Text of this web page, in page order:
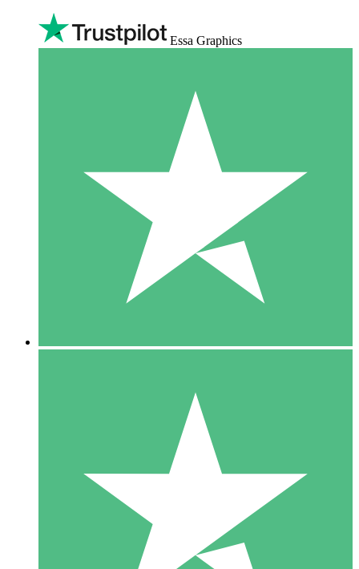
Essa Graphics